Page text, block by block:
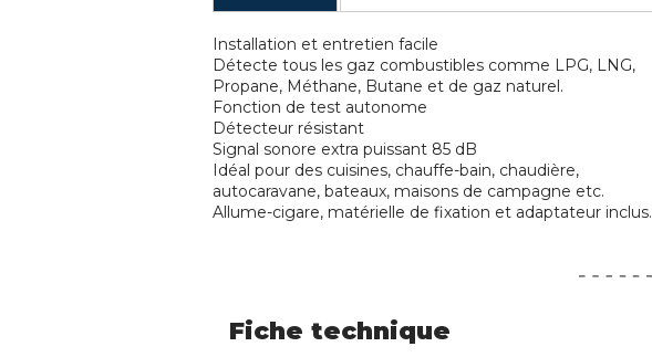
Installation et entretien facile
Détecte tous les gaz combustibles comme LPG, LNG,
Propane, Méthane, Butane et de gaz naturel.
Fonction de test autonome
Détecteur résistant
Signal sonore extra puissant 85 dB
Idéal pour des cuisines, chauffe-bain, chaudière,
autocaravane, bateaux, maisons de campagne etc.
Allume-cigare, matérielle de fixation et adaptateur inclus.
Fiche technique